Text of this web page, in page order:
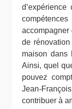
accompagner
de rénovation
maison dans
Ainsi, quel
pouvez
Jean-
contribuer à